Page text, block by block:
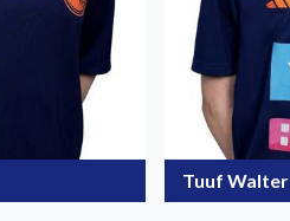
Tuuf Walter